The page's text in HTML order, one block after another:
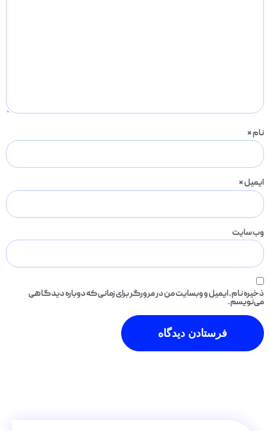
نام*
ایمیل*
وب‌ سایت
ذخیره نام، ایمیل و وبسایت من در مرورگر برای زمانی که دوباره دیدگاهی
می‌نویسم.